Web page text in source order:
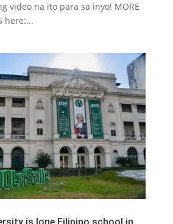
video na ito para sa inyo! MORE
here:...